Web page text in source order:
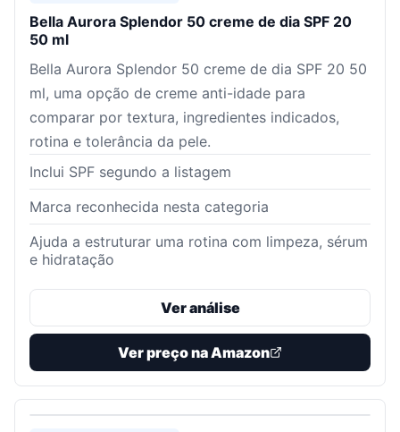
Bella Aurora Splendor 50 creme de dia SPF 20
50 ml
Bella Aurora Splendor 50 creme de dia SPF 20 50
ml, uma opção de creme anti-idade para
comparar por textura, ingredientes indicados,
rotina e tolerância da pele.
Inclui SPF segundo a listagem
Marca reconhecida nesta categoria
Ajuda a estruturar uma rotina com limpeza, sérum
e hidratação
Ver análise
Ver preço na Amazon